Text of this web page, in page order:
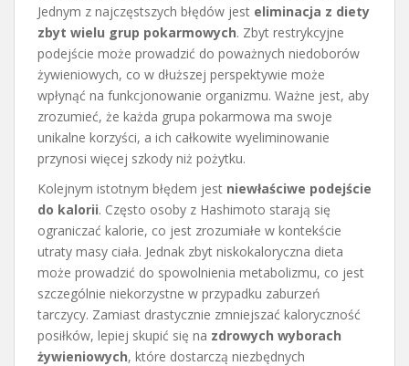
Jednym z najczęstszych błędów jest eliminacja z diety
zbyt wielu grup pokarmowych. Zbyt restrykcyjne
podejście może prowadzić do poważnych niedoborów
żywieniowych, co w dłuższej perspektywie może
wpłynąć na funkcjonowanie organizmu. Ważne jest, aby
zrozumieć, że każda grupa pokarmowa ma swoje
unikalne korzyści, a ich całkowite wyeliminowanie
przynosi więcej szkody niż pożytku.
Kolejnym istotnym błędem jest niewłaściwe podejście
do kalorii. Często osoby z Hashimoto starają się
ograniczać kalorie, co jest zrozumiałe w kontekście
utraty masy ciała. Jednak zbyt niskokaloryczna dieta
może prowadzić do spowolnienia metabolizmu, co jest
szczególnie niekorzystne w przypadku zaburzeń
tarczycy. Zamiast drastycznie zmniejszać kaloryczność
posiłków, lepiej skupić się na zdrowych wyborach
żywieniowych, które dostarczą niezbędnych